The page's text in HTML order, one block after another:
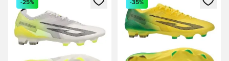
-25% -35%